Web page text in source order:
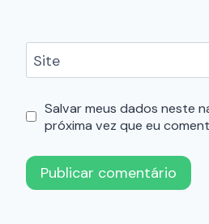
Site
Salvar meus dados neste
próxima vez que eu